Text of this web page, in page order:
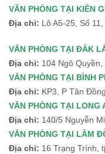
VĂN PHÒNG TẠI KIÊN
Địa chỉ: Lô A5-25, Số
VĂN PHÒNG TẠI ĐẮK
Địa chỉ: 104 Ngô
VĂN PHÒNG TẠI BÌNH
Địa chỉ: KP3, P Tân
VĂN PHÒNG TẠI LONG
Địa chỉ: 140/5 Nguyễn
VĂN PHÒNG TẠI LÂM
Địa chỉ: 16 Trạng Trình,